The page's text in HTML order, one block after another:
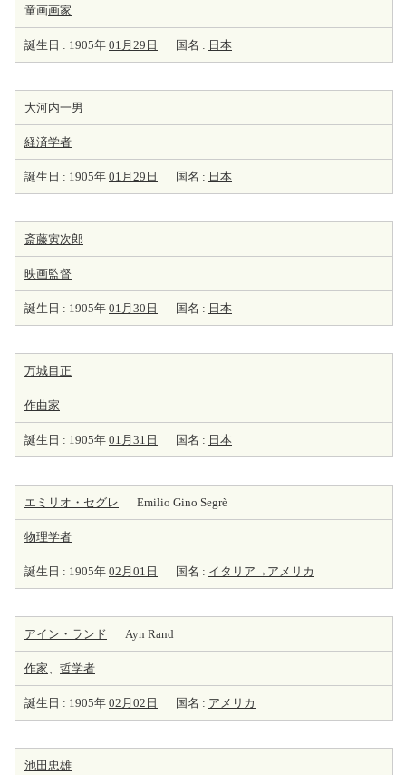
童画画家
誕生日 : 1905年 01月29日 国名 : 日本
大河内一男
経済学者
誕生日 : 1905年 01月29日 国名 : 日本
斎藤寅次郎
映画監督
誕生日 : 1905年 01月30日 国名 : 日本
万城目正
作曲家
誕生日 : 1905年 01月31日 国名 : 日本
エミリオ・セグレ Emilio Gino Segrè
物理学者
誕生日 : 1905年 02月01日 国名 : イタリア→アメリカ
アイン・ランド Ayn Rand
作家、 哲学者
誕生日 : 1905年 02月02日 国名 : アメリカ
池田忠雄